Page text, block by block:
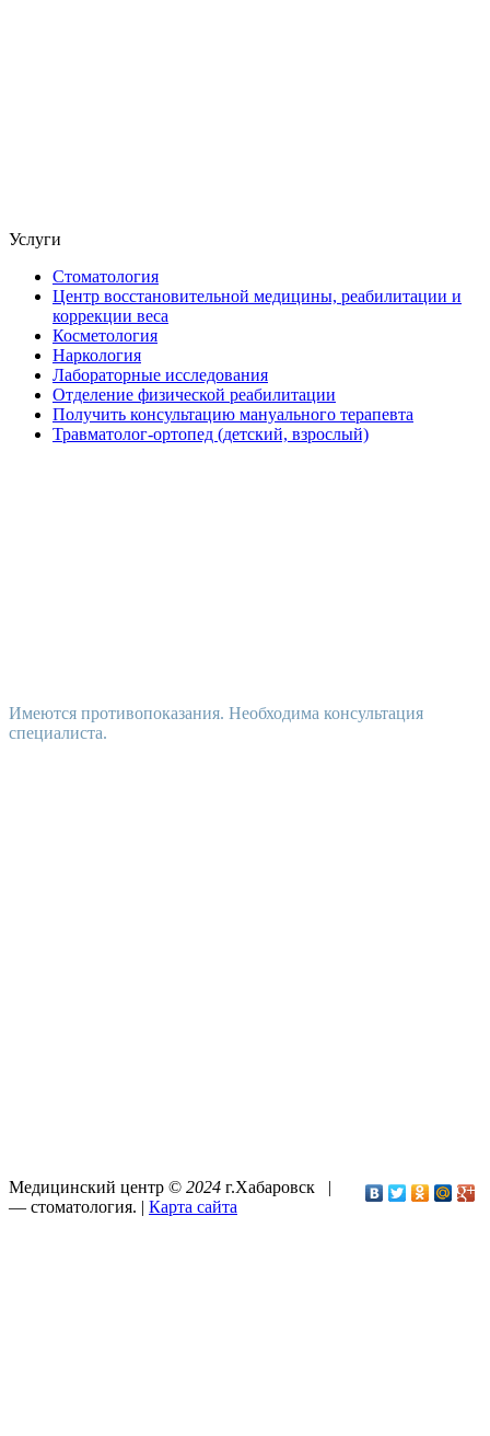
Услуги
Стоматология
Центр восстановительной медицины, реабилитации и
коррекции веса
Косметология
Наркология
Лабораторные исследования
Отделение физической реабилитации
Получить консультацию мануального терапевта
Травматолог-ортопед (детский, взрослый)
Имеются противопоказания. Необходима консультация
специалиста.
Медицинский центр © 2024 г.Хабаровск |
— стоматология. | Карта сайта